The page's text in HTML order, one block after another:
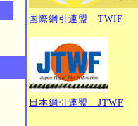
国際綱引連盟 TWIF
日本綱引連盟 JTWF